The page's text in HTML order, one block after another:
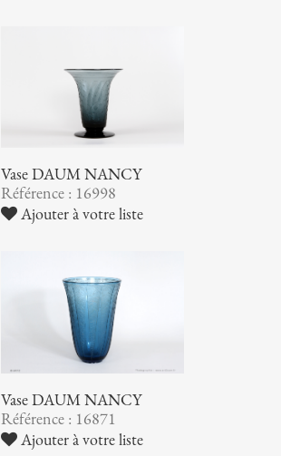
Vase DAUM NANCY
Référence : 16998
Ajouter à votre liste
Vase DAUM NANCY
Référence : 16871
Ajouter à votre liste